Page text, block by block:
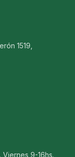
1519,
Viernes 9-16hs.